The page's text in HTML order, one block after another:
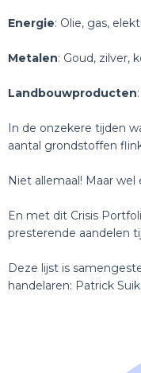
Energie: Olie, gas,
Metalen: Goud, zilver,
Landbouwproducten
In de onzekere tijden
aantal grondstoffen
Niet allemaal! Maar wel
En met dit Crisis
presterende aandelen
Deze lijst is
handelaren: Patrick